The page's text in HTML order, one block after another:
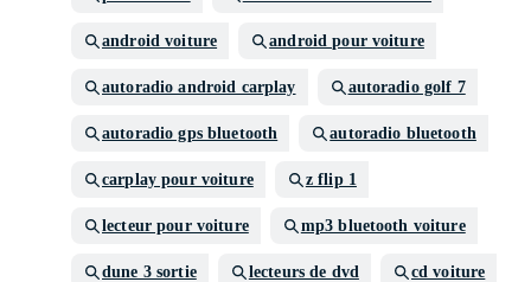
android voiture android pour voiture
autoradio android carplay autoradio golf 7
autoradio gps bluetooth autoradio bluetooth
carplay pour voiture z flip 1
lecteur pour voiture mp3 bluetooth voiture
dune 3 sortie lecteurs de dvd cd voiture